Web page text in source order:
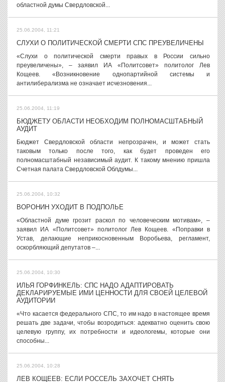
областной думы Свердловской...
25.06.2004, 11:21
СЛУХИ О ПОЛИТИЧЕСКОЙ СМЕРТИ СПС ПРЕУВЕЛИЧЕНЫ
«Слухи о политической смерти правых в России сильно
преувеличены», – заявил ИА «Политсовет» политолог Лев
Кощеев. «Возникновение однопартийной системы и
антилиберализма не означает исчезновения...
25.06.2004, 11:19
БЮДЖЕТУ ОБЛАСТИ НЕОБХОДИМ ПОЛНОМАСШТАБНЫЙ
АУДИТ
Бюджет Свердловской области непрозрачен, и может стать
таковым только после того, как будет проведен его
полномасштабный независимый аудит. К такому мнению пришла
Счетная палата Свердловской Облдумы...
25.06.2004, 10:32
ВОРОНИН УХОДИТ В ПОДПОЛЬЕ
«Областной думе грозит раскол по человеческим мотивам», –
заявил ИА «Политсовет» политолог Лев Кощеев. «Поправки в
Устав, делающие неприкосновенным Воробьева, регламент,
оскорбляющий депутатов –...
25.06.2004, 10:30
ИЛЬЯ ГОРФИНКЕЛЬ: СПС НАДО АДАПТИРОВАТЬ
ДЕКЛАРИРУЕМЫЕ ИМИ ЦЕННОСТИ ДЛЯ СВОЕЙ ЦЕЛЕВОЙ
АУДИТОРИИ
«Что касается федерального СПС, то им надо в настоящее время
решать две задачи, чтобы возродиться: адекватно оценить свою
целевую группу, их потребности и идеологемы, которые они
способны...
25.06.2004, 10:28
ЛЕВ КОЩЕЕВ: ЕСЛИ РОССЕЛЬ ЗАХОЧЕТ СНЯТЬ